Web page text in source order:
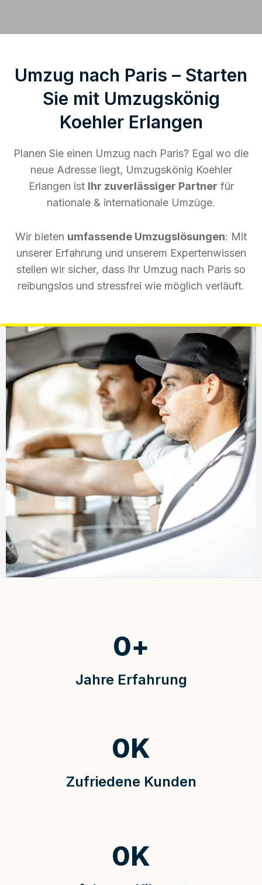
Umzug nach Paris – Starten
Sie mit Umzugskönig
Koehler Erlangen
Planen Sie einen Umzug nach Paris? Egal wo die
neue Adresse liegt, Umzugskönig Koehler
Erlangen ist Ihr zuverlässiger Partner für
nationale & internationale Umzüge.
Wir bieten umfassende Umzugslösungen: Mit
unserer Erfahrung und unserem Expertenwissen
stellen wir sicher, dass Ihr Umzug nach Paris so
reibungslos und stressfrei wie möglich verläuft.
Jahre Erfahrung
0+
Zufriedene Kunden
0K
0K